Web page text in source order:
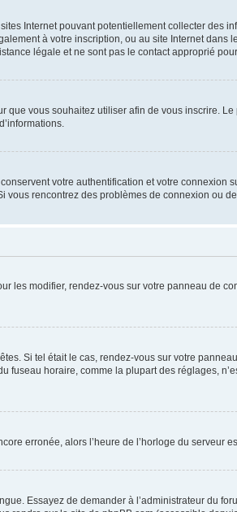
Internet pouvant potentiellement collecter des
à votre inscription, ou au site Internet
légale et ne sont pas le contact approprié
que vous souhaitez utiliser afin de vous inscrire.
votre authentification et votre
rencontrez des problèmes de connexion ou
modifier, rendez-vous sur votre panneau de
Si tel était le cas, rendez-vous sur votre
horaire, comme la plupart des réglages,
erronée, alors l’heure de l’horloge du serveur
Essayez de demander à l’administrateur du